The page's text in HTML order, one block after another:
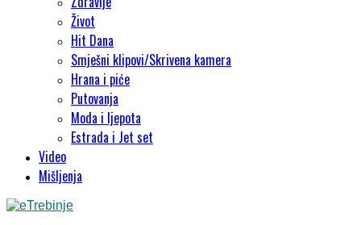
Život
Hit Dana
Smješni klipovi/Skrivena kamera
Hrana i piće
Putovanja
Moda i ljepota
Estrada i Jet set
Video
Mišljenja